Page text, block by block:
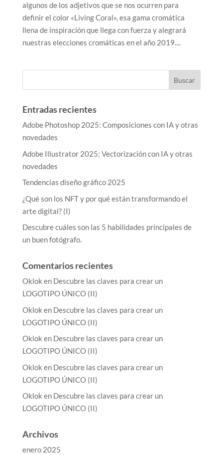
algunos de los adjetivos que se nos ocurren para
definir el color «Living Coral», esa gama cromática
llena de inspiración que llega con fuerza y alegrará
nuestras elecciones cromáticas en el año 2019....
Entradas recientes
Adobe Photoshop 2025: Composiciones con IA y otras
novedades
Adobe Illustrator 2025: Vectorización con IA y otras
novedades
Tendencias diseño gráfico 2025
¿Qué son los NFT y por qué están transformando el
arte digital? (I)
Descubre cuáles son las 5 habilidades principales de
un buen fotógrafo.
Comentarios recientes
Oklok en Descubre las claves para crear un
LOGOTIPO ÚNICO (II)
Oklok en Descubre las claves para crear un
LOGOTIPO ÚNICO (II)
Oklok en Descubre las claves para crear un
LOGOTIPO ÚNICO (II)
Oklok en Descubre las claves para crear un
LOGOTIPO ÚNICO (II)
Oklok en Descubre las claves para crear un
LOGOTIPO ÚNICO (II)
Archivos
enero 2025